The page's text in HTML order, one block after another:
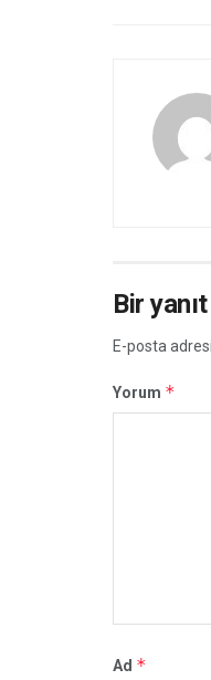
Bir
E-posta
Yorum *
Ad *